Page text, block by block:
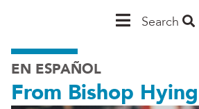
Main
Madison
Search
EN ESPAÑOL
From Bishop Hying